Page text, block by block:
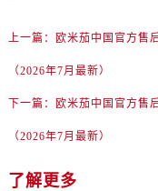
上一篇： 欧米茄中国官方售
（2026年7月最新）
下一篇： 欧米茄中国官方售
（2026年7月最新）
了解更多